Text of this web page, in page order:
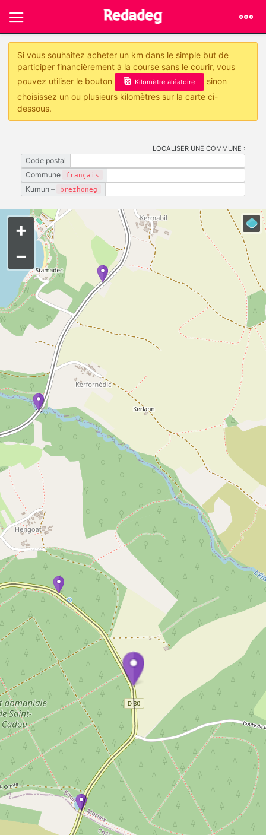
Si vous souhaitez acheter un km dans le simple but de
participer financièrement à la course sans le courir, vous
pouvez utiliser le bouton
Kilomètre aléatoire
sinon
choisissez un ou plusieurs kilomètres sur la carte ci-
dessous.
LOCALISER UNE COMMUNE :
Code postal
Commune
français
Kumun – brezhoneg
+
−